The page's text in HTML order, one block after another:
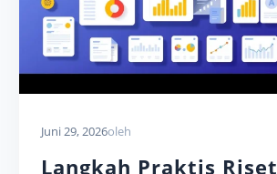
Juni 29, 2026oleh
Langkah Praktis Riset